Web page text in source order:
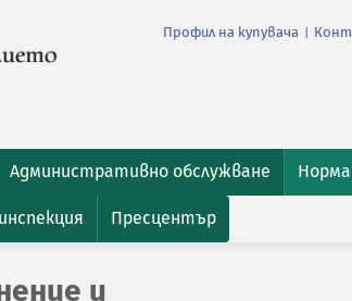
Профил на купувача
Административно обслужване
Пресцентър
и